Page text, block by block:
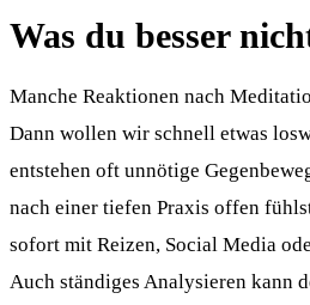
Was du besser
Manche Reaktionen nach
Dann wollen wir schnell etwas
entstehen oft unnötige
nach einer tiefen Praxis offen
sofort mit Reizen, Social Media
Auch ständiges Analysieren kann